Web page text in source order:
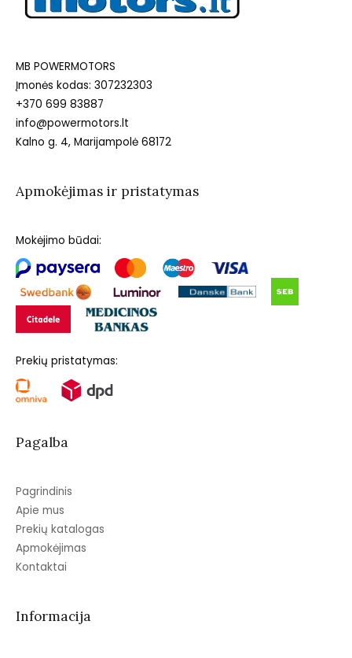
MB POWERMOTORS
Įmonės kodas: 307232303
+370 699 83887
info@powermotors.lt
Kalno g. 4, Marijampolė 68172
Apmokėjimas ir pristatymas
Mokėjimo būdai:
Prekių pristatymas:
Pagalba
Pagrindinis
Apie mus
Prekių katalogas
Apmokėjimas
Kontaktai
Informacija